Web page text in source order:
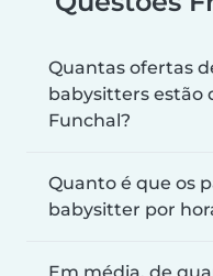
Quantas ofertas
babysitters estão
Funchal?
Quanto é que os
babysitter por